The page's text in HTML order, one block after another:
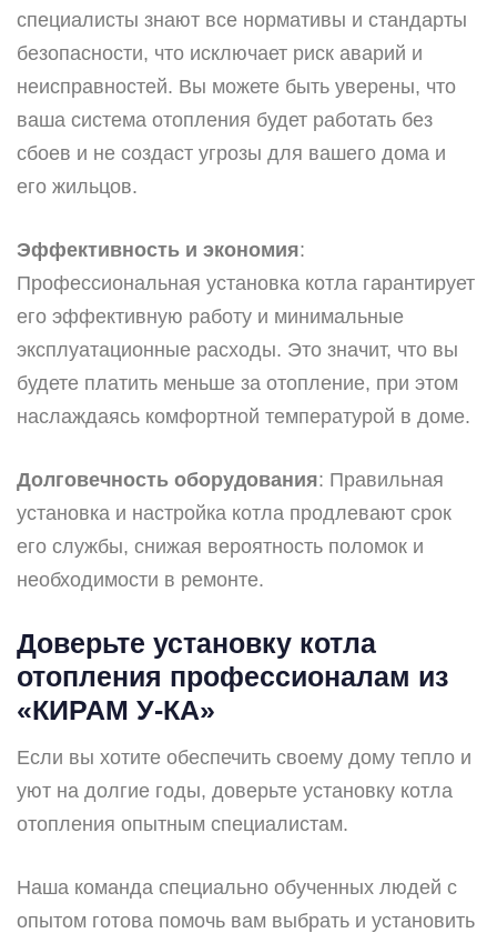
специалисты знают все нормативы и стандарты
безопасности, что исключает риск аварий и
неисправностей. Вы можете быть уверены, что
ваша система отопления будет работать без
сбоев и не создаст угрозы для вашего дома и
его жильцов.
Эффективность и экономия:
Профессиональная установка котла гарантирует
его эффективную работу и минимальные
эксплуатационные расходы. Это значит, что вы
будете платить меньше за отопление, при этом
наслаждаясь комфортной температурой в доме.
Долговечность оборудования: Правильная
установка и настройка котла продлевают срок
его службы, снижая вероятность поломок и
необходимости в ремонте.
Доверьте установку котла
отопления профессионалам из
«КИРАМ У-КА»
Если вы хотите обеспечить своему дому тепло и
уют на долгие годы, доверьте установку котла
отопления опытным специалистам.
Наша команда специально обученных людей с
опытом готова помочь вам выбрать и установить